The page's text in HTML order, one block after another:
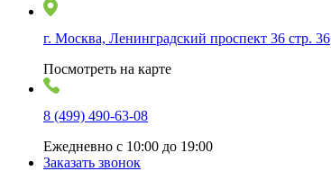
г. Москва, Ленинградский проспект 36 стр. 36
Посмотреть на карте
8 (499) 490-63-08
Ежедневно с 10:00 до 19:00
Заказать звонок